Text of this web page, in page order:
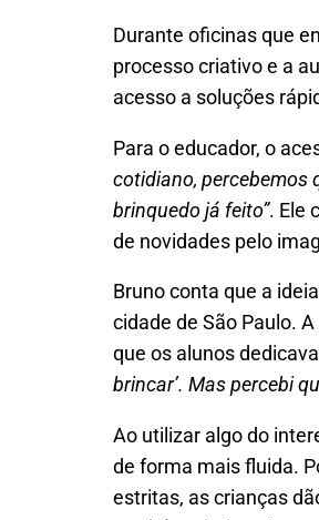
Durante oficinas que
processo criativo e a
acesso a soluções
Para o educador, o
cotidiano, percebemos
brinquedo já feito”. Ele
de novidades pelo
Bruno conta que a
cidade de São Paulo.
que os alunos
brincar’. Mas percebi
Ao utilizar algo do
de forma mais fluida.
estritas, as crianças